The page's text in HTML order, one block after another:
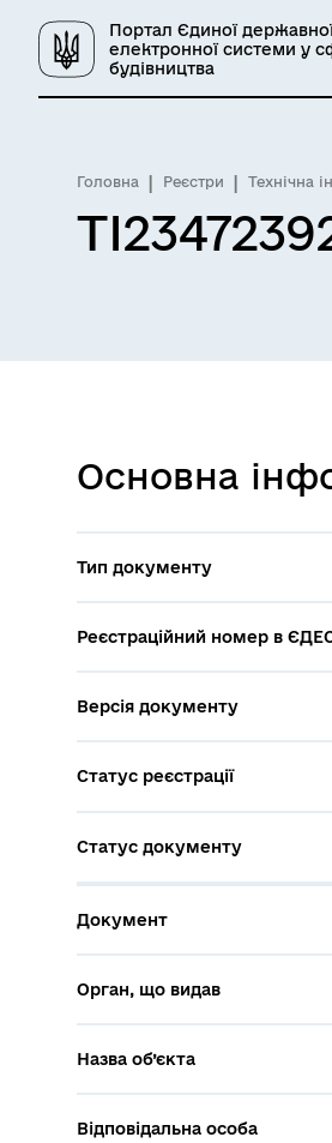
Портал Єдиної
електронної системи у
будівництва
Головна Реєстри Технічна
Основна
Тип документу
Реєстраційний номер в
Версія документу
Статус реєстрації
Статус документу
Документ
Орган, що видав
Назва об’єкта
Відповідальна особа